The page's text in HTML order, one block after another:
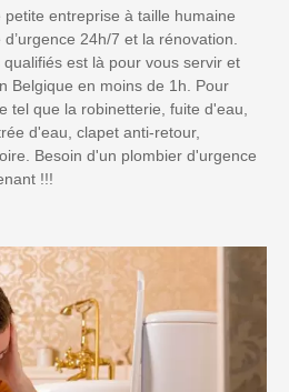
entreprise à taille humaine
24h/7 et la rénovation.
est là pour vous servir et
Belgique en moins de 1h. Pour
tel que la robinetterie, fuite d'eau,
d'eau, clapet anti-retour,
Besoin d'un plombier d'urgence
!!!